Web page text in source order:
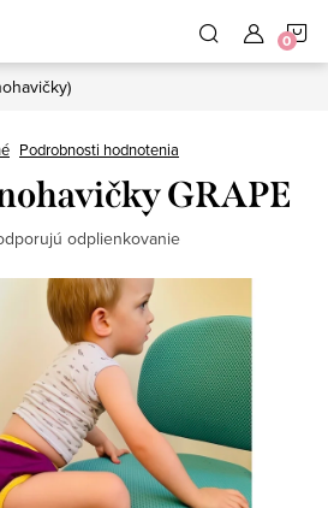
Podrobnosti hodnotenia
GRAPE
odplienkovanie